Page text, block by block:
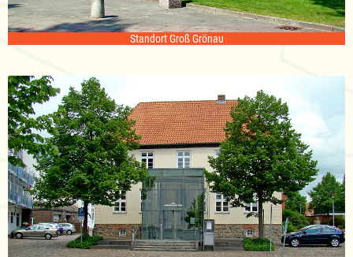
Standort Groß Grönau